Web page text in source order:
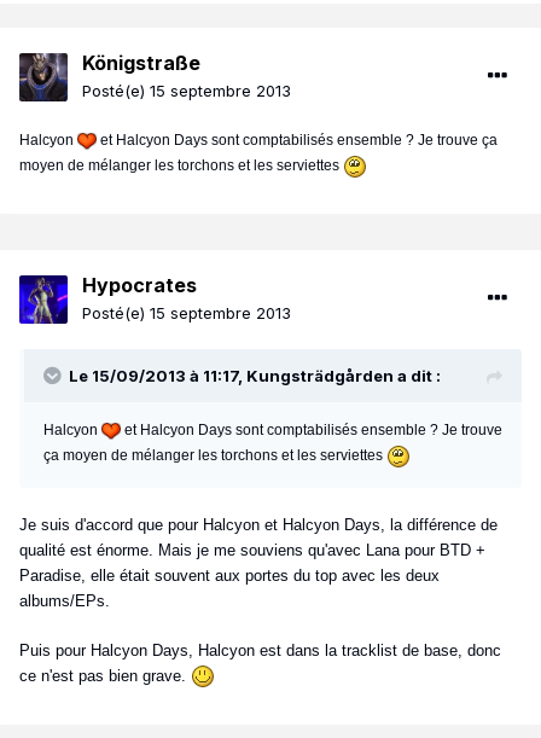
Königstraße
Posté(e) 15 septembre 2013
Halcyon
et Halcyon Days sont comptabilisés ensemble ? Je trouve ça
moyen de mélanger les torchons et les serviettes
Hypocrates
Posté(e) 15 septembre 2013
Le 15/09/2013 à 11:17, Kungsträdgården a dit :
Halcyon
et Halcyon Days sont comptabilisés ensemble ? Je trouve
ça moyen de mélanger les torchons et les serviettes
Je suis d'accord que pour Halcyon et Halcyon Days, la différence de
qualité est énorme. Mais je me souviens qu'avec Lana pour BTD +
Paradise, elle était souvent aux portes du top avec les deux
albums/EPs.
Puis pour Halcyon Days, Halcyon est dans la tracklist de base, donc
ce n'est pas bien grave.